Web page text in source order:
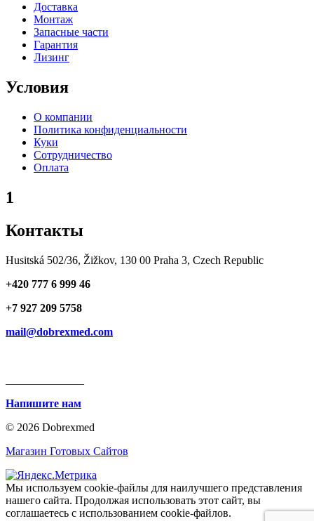
Доставка
Монтаж
Запасные части
Гарантия
Лизинг
Условия
О компании
Политика конфиденциальности
Куки
Сотрудничество
Оплата
1
Контакты
Husitská 502/36, Žižkov, 130 00 Praha 3, Czech Republic
+420 777 6 999 46
+7 927 209 5758
mail@dobrexmed.com
Напишите нам
© 2026 Dobrexmed
Магазин Готовых Сайтов
Мы используем cookie-файлы для наилучшего представления
нашего сайта. Продолжая использовать этот сайт, вы
соглашаетесь с использованием cookie-файлов.